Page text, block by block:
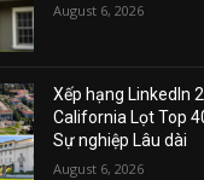
August 6, 2026
Xếp hạng LinkedIn
California Lọt Top
Sự nghiệp Lâu dài
August 6, 2026